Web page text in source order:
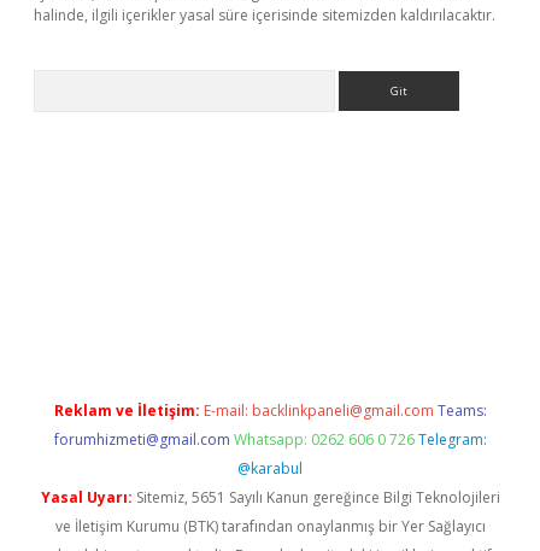
halinde, ilgili içerikler yasal süre içerisinde sitemizden kaldırılacaktır.
Reklam ve İletişim: E-mail: backlinkpaneli@gmail.com Teams:
forumhizmeti@gmail.com Whatsapp: 0262 606 0 726 Telegram:
@karabul
Yasal Uyarı: Sitemiz, 5651 Sayılı Kanun gereğince Bilgi Teknolojileri
ve İletişim Kurumu (BTK) tarafından onaylanmış bir Yer Sağlayıcı